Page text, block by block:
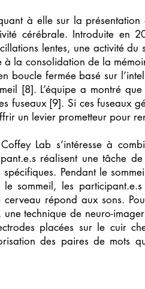
à elle sur la présentation
cérébrale. Introduite en
lentes, une activité
à la consolidation de la
boucle fermée basé sur
[8]. L’équipe a montré
fuseaux [9]. Si ces fuseaux
un levier prometteur pour
Lab s’intéresse à
réalisent une tâche
Pendant le
sommeil, les
répond aux sons.
technique de neuro-
placées sur le cuir
des paires de mots